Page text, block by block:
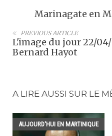
Marinagate en
PREVIOUS ARTICLE
L'image du jour 22/
Bernard Hayot
A LIRE AUSSI SUR LE
AUJOURD'HUI EN MARTINIQUE